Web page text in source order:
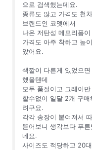
으로 검색했는데요.
종류도 많고 가격도 천
브랜드인 코멧에서
나온 저탄성 메모리폼
가격도 아주 착하고 높
았어요.
색깔이 다른게 있었으
했을텐데
모두 품절이고 그레이
할수없이 일달 2개 구
려구요.
각각 송장이 붙여져서
뜯어보니 생각보다 푸
네요.
사이즈도 적당하고 20